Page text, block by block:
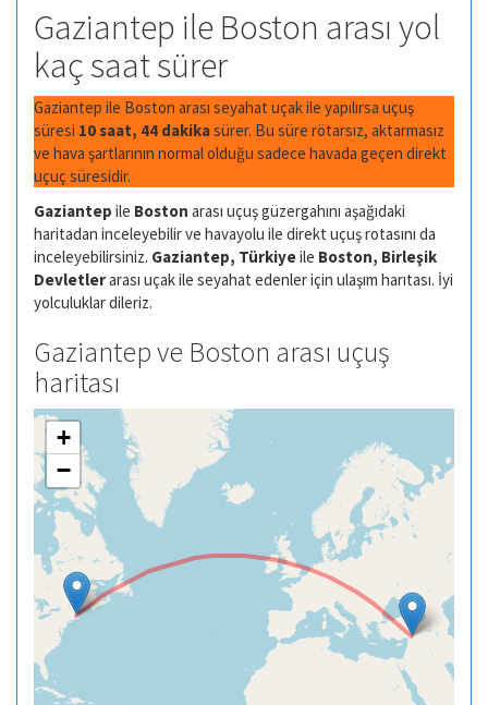
Gaziantep ile Boston arası yol
kaç saat sürer
Gaziantep ile Boston arası seyahat uçak ile yapılırsa uçuş
süresi 10 saat, 44 dakikasürer. Bu süre rötarsız, aktarmasız
ve hava şartlarının normal olduğu sadece havada geçen direkt
uçuç süresidir.
Gaziantep ile Boston arası uçuş güzergahını aşağıdaki
haritadan inceleyebilir ve havayolu ile direkt uçuş rotasını da
inceleyebilirsiniz. Gaziantep, Türkiyeile Boston, Birleşik
Devletlerarası uçak ile seyahat edenler için ulaşım harıtası. İyi
yolculuklar dileriz.
Gaziantep ve Boston arası uçuş
haritası
+
−